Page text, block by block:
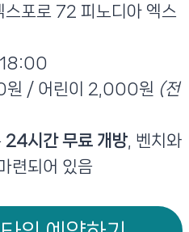
스포로 72 피노디아 엑스
/ 어린이 2,000원 (전
24시간 무료 개방, 벤치와
련되어 있음